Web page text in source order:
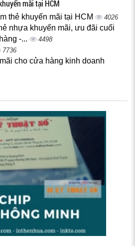
mãi tại HCM
thẻ khuyến mãi tại HCM 4026
nhựa khuyến mãi, ưu đãi cuối
-...
4498
7736
cho cửa hàng kinh doanh